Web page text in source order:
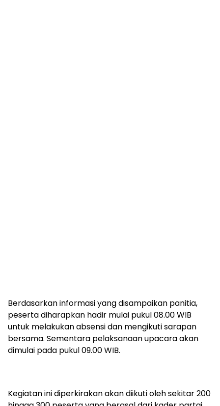
Berdasarkan informasi yang disampaikan panitia,
peserta diharapkan hadir mulai pukul 08.00 WIB
untuk melakukan absensi dan mengikuti sarapan
bersama. Sementara pelaksanaan upacara akan
dimulai pada pukul 09.00 WIB.
Kegiatan ini diperkirakan akan diikuti oleh sekitar 200